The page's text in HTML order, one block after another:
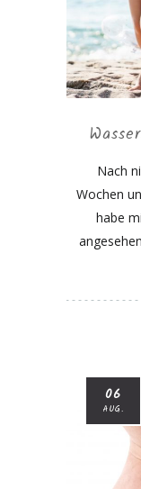
Nach
Wochen
habe
06
AUG.